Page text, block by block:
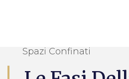
Spazi Confinati